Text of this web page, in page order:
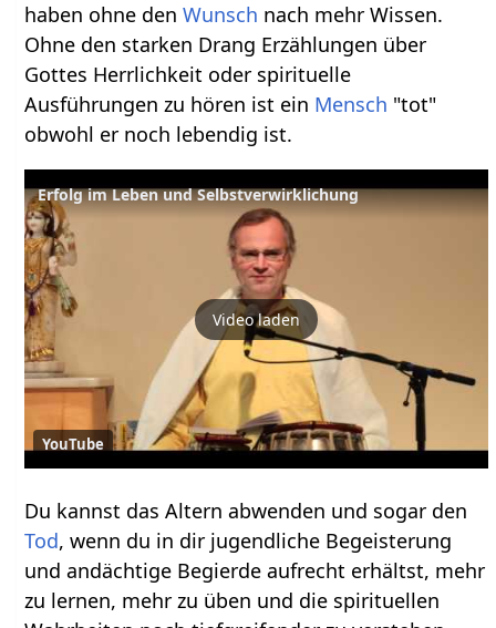
haben ohne denWunsch nach mehr Wissen.
Ohne den starken Drang Erzählungen über
Gottes Herrlichkeit oder spirituelle
Ausführungen zu hören ist ein Mensch "tot"
obwohl er noch lebendig ist.
Erfolg im Leben und Selbstverwirklichung
Video laden
YouTube
Du kannst das Altern abwenden und sogar den
Tod, wenn du in dir jugendliche Begeisterung
und andächtige Begierde aufrecht erhältst, mehr
zu lernen, mehr zu üben und die spirituellen